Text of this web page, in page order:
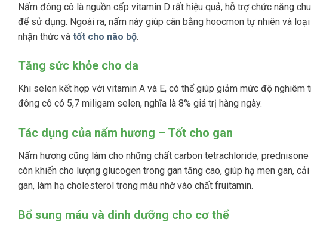
Nấm đông cô là nguồn cấp vitamin D rất hiệu quả, hỗ trợ chức năng
để sử dụng. Ngoài ra, nấm này giúp cân bằng hoocmon tự nhiên và
nhận thức và tốt cho não bộ.
Tăng sức khỏe cho da
Khi selen kết hợp với vitamin A và E, có thể giúp giảm mức độ nghiêm
đông cô có 5,7 miligam selen, nghĩa là 8% giá trị hàng ngày.
Tác dụng của nấm hương – Tốt cho gan
Nấm hương cũng làm cho những chất carbon tetrachloride,
còn khiến cho lượng glucogen trong gan tăng cao, giúp hạ men gan,
gan, làm hạ cholesterol trong máu nhờ vào chất fruitamin.
Bổ sung máu và dinh dưỡng cho cơ thể